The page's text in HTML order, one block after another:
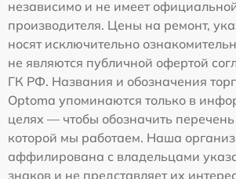
независимо и не имеет
производителя. Цены на ремонт,
носят исключительно
не являются публичной офертой
ГК РФ. Названия и обозначения
Optoma упоминаются только в
целях — чтобы обозначить перечень
которой мы работаем. Наша
аффилирована с владельцами
знаков и не представляет их